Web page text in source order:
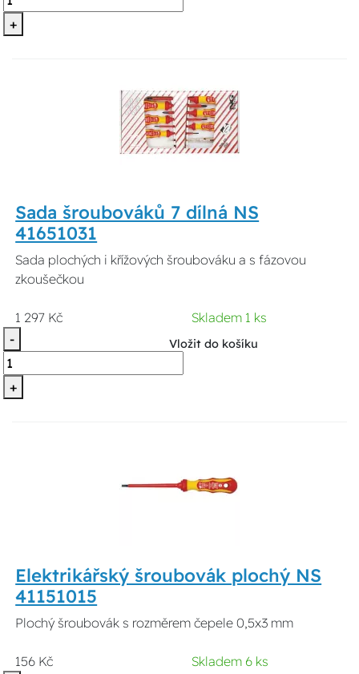
+
Sada šroubováků 7 dílná NS
41651031
Sada plochých i křížových šroubováku a s fázovou
zkoušečkou
1 297 Kč
Skladem 1 ks
-
+
Vložit do košíku
Elektrikářský šroubovák plochý NS
41151015
Plochý šroubovák s rozměrem čepele 0,5x3 mm
156 Kč
Skladem 6 ks